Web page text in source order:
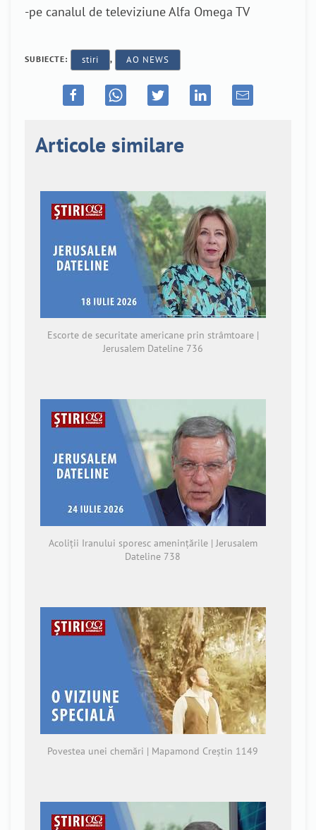
-pe canalul de televiziune Alfa Omega TV
SUBIECTE: stiri , AO NEWS
Articole similare
Escorte de securitate americane prin strâmtoare |
Jerusalem Dateline 736
Acoliții Iranului sporesc amenințările | Jerusalem
Dateline 738
Povestea unei chemări | Mapamond Creștin 1149